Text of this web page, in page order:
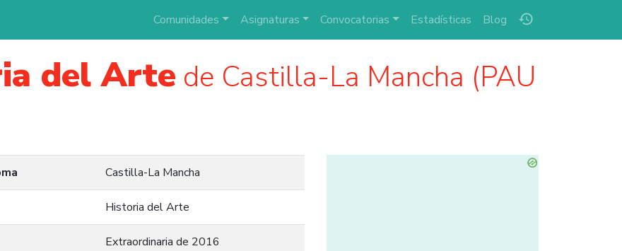
history
Comunidades Asignaturas Convocatorias Estadísticas Blog
del Arte de Castilla-La Mancha (PAU
Castilla-La Mancha
Historia del Arte
Extraordinaria de 2016